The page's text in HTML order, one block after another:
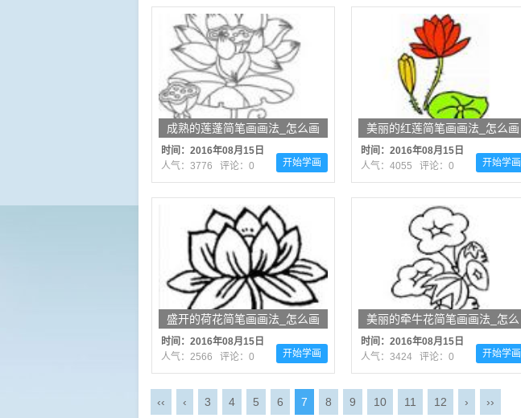
成熟的莲蓬简笔画画法_怎么画
成熟的莲蓬
时间：2016年08月15日
人气：3776 评论：0
开始学画
美丽的红莲简笔画画法_怎么画
美丽的红莲
时间：2016年08月15日
人气：4055 评论：0
开始学画
盛开的荷花简笔画画法_怎么画
盛开的荷花
时间：2016年08月15日
人气：2566 评论：0
开始学画
美丽的牵牛花简笔画画法_怎么
画美丽的牵牛花
时间：2016年08月15日
人气：3424 评论：0
开始学画
‹‹ ‹ 3 4 5 6 7 8 9 10 11 12 › ››